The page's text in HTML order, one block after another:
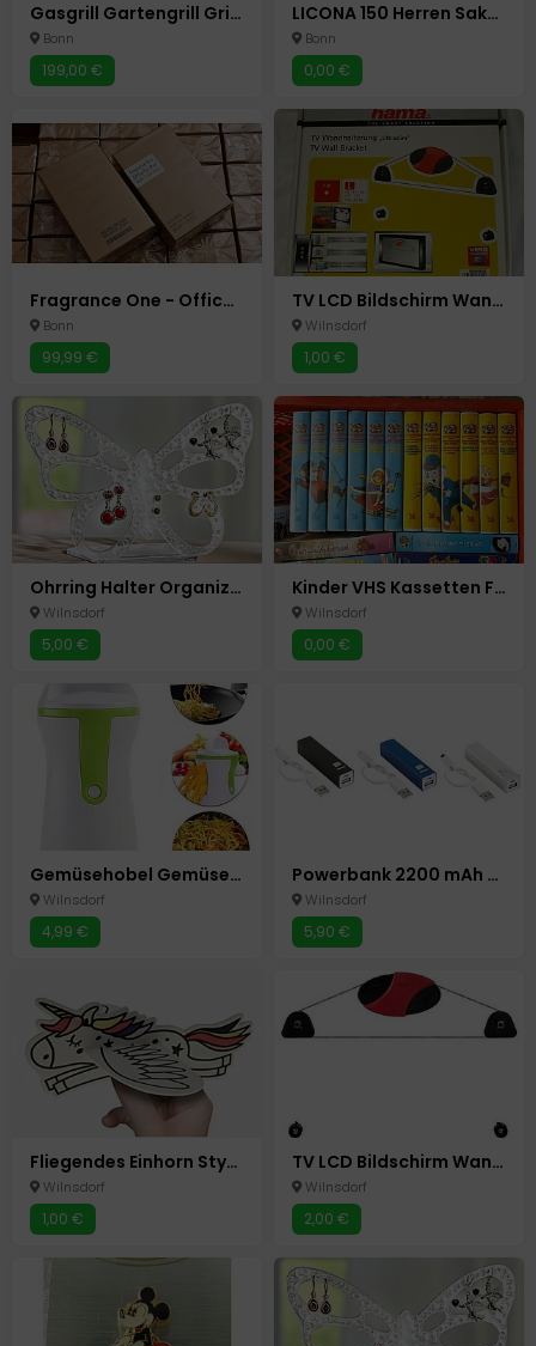
Gasgrill Gartengrill Grillwagen Grillstation Gasherd / 5 Brenner
Bonn
199,00 €
LICONA 150 Herren Sakkos Club Sakko Hochzeit Verlobung Anzug TOP
Bonn
0,00 €
Fragrance One - Office For Men - 100ml - EdP - First Batch 1. Edition - Jeremy
Bonn
99,99 €
TV LCD Bildschirm Wandhalterung Hama Ultraslim 23-46 Zoll o.58 -117 cm
Wilnsdorf
1,00 €
Ohrring Halter Organizer Ständer für bis zu 60 Ohrringe Neu Schmetterling Acryl
Wilnsdorf
5,00 €
Kinder VHS Kassetten Filme Videos Bibi Lauras Stern
Wilnsdorf
0,00 €
Gemüsehobel Gemüseschneider Spiralschneider Julienne Gemüsespaghetti Salat Schn
Wilnsdorf
4,99 €
Powerbank 2200 mAh 3 Farben mobiler Akku USB- Micro USB
Wilnsdorf
5,90 €
Fliegendes Einhorn Styropor Flieger
Wilnsdorf
1,00 €
TV LCD Bildschirm Wandhalterung Hama Ultraslim 23-46 Zoll o.58 -117 cm
Wilnsdorf
2,00 €